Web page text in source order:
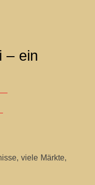
– ein
viele Märkte,